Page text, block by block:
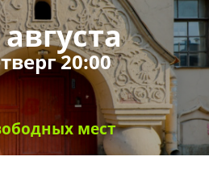
20:00
мест